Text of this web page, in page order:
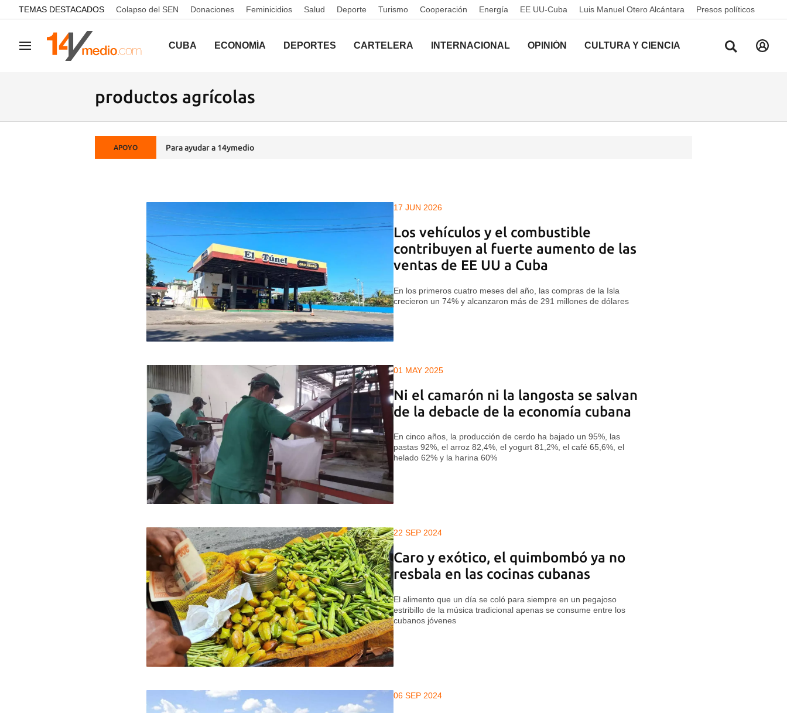
common.go-to-content
TEMAS DESTACADOS Colapso del SEN Donaciones Feminicidios Salud Deporte Turismo Cooperación Energía EE UU-Cuba Luis Manuel Otero Alcántara Presos políticos
Navegación CUBA ECONOMÍA DEPORTES CARTELERA INTERNACIONAL OPINIÓN CULTURA Y CIENCIA
productos agrícolas
APOYO Para ayudar a 14ymedio
17 JUN 2026
Los vehículos y el combustible
contribuyen al fuerte aumento de las
ventas de EE UU a Cuba
En los primeros cuatro meses del año, las compras de la Isla
crecieron un 74% y alcanzaron más de 291 millones de dólares
01 MAY 2025
Ni el camarón ni la langosta se salvan
de la debacle de la economía cubana
En cinco años, la producción de cerdo ha bajado un 95%, las
pastas 92%, el arroz 82,4%, el yogurt 81,2%, el café 65,6%, el
helado 62% y la harina 60%
22 SEP 2024
Caro y exótico, el quimbombó ya no
resbala en las cocinas cubanas
El alimento que un día se coló para siempre en un pegajoso
estribillo de la música tradicional apenas se consume entre los
cubanos jóvenes
06 SEP 2024